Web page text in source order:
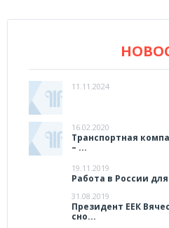
11.11.2024
16.02.2020
Транспортная
– ...
19.11.2019
Работа в России
31.08.2019
Президент ЕЕК
сно...